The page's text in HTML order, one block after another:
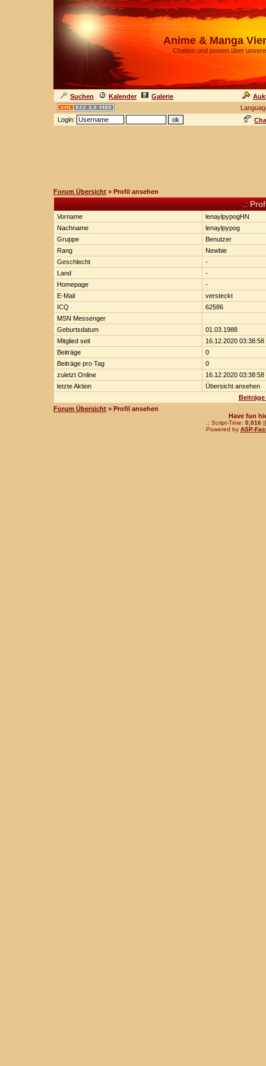
Anime & Manga
Chatten und posten über
Suchen Kalender Galerie
Login:
Forum Übersicht » Profil ansehen
.:
Vorname
lenaylpypogHN
Nachname
lenaylpypog
Gruppe
Benutzer
Rang
Newbie
Geschlecht
-
Land
-
Homepage
-
E-Mail
versteckt
ICQ
62586
MSN Messenger
Geburtsdatum
01.03.1988
Mitglied seit
16.12.2020 03:38:58
Beiträge
0
Beiträge pro Tag
0
zuletzt Online
16.12.2020 03:38:58
letzte Aktion
Übersicht ansehen
Forum Übersicht » Profil ansehen
Have fun
.: Script-Time: 0,016||
Powered by ASP-